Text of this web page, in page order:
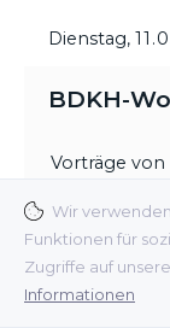
Wir
Funktionen für
Zugriffe auf
Informationen
Dienstag,
BDKH-
Vorträge von
Dr. Stefano
Für wen?